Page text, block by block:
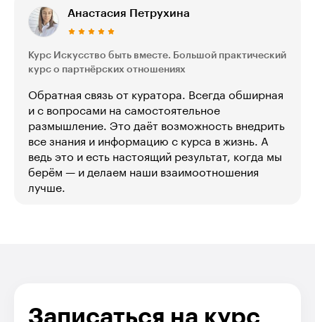
Анастасия Петрухина
Курс Искусство быть вместе. Большой практический
курс о партнёрских отношениях
Обратная связь от куратора. Всегда обширная
и с вопросами на самостоятельное
размышление. Это даёт возможность внедрить
все знания и информацию с курса в жизнь. А
ведь это и есть настоящий результат, когда мы
берём — и делаем наши взаимоотношения
лучше.